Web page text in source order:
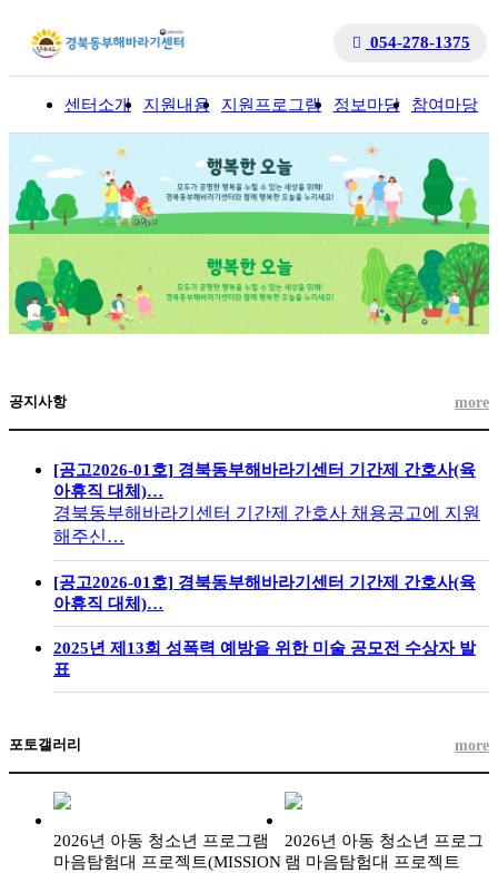
054-278-1375
센터소개 지원내용 지원프로그램 정보마당 참여마당
공지사항 more
[공고2026-01호] 경북동부해바라기센터 기간제 간호사(육
아휴직 대체)…
경북동부해바라기센터 기간제 간호사 채용공고에 지원
해주신…
[공고2026-01호] 경북동부해바라기센터 기간제 간호사(육
아휴직 대체)…
2025년 제13회 성폭력 예방을 위한 미술 공모전 수상자 발
표
포토갤러리 more
2026년 아동 청소년 프로그램
마음탐험대 프로젝트(MISSION
2026년 아동 청소년 프로그
램 마음탐험대 프로젝트